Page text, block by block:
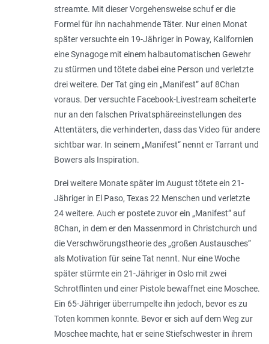
streamte. Mit dieser Vorgehensweise schuf er die
Formel für ihn nachahmende Täter. Nur einen Monat
später versuchte ein 19-Jähriger in Poway, Kali­fornien
eine Synagoge mit einem halb­automatischen Gewehr
zu stürmen und tötete dabei eine Person und verletzte
drei weitere. Der Tat ging ein „Manifest” auf 8Chan
voraus. Der versuchte Facebook-­Livestream scheiterte
nur an den falschen Privatsphäreeinstellungen des
Attentäters, die verhinderten, dass das Video für andere
sichtbar war. In seinem „Manifest“ nennt er Tarrant und
Bowers als Inspiration.
Drei weitere Monate später im August tötete ein 21-
Jähriger in El Paso, Texas 22 Menschen und verletzte
24 weitere. Auch er postete zuvor ein „Manifest” auf
8Chan, in dem er den Massenmord in Christchurch und
die Verschwörungstheorie des „großen Austausches”
als Motivation für seine Tat nennt. Nur eine Woche
später stürmte ein 21-Jähriger in Oslo mit zwei
Schrotflinten und einer Pistole bewaffnet eine Moschee.
Ein 65-Jähriger überrumpelte ihn jedoch, bevor es zu
Toten kommen konnte. Bevor er sich auf dem Weg zur
Moschee machte, hat er seine Stiefschwester in ihrem